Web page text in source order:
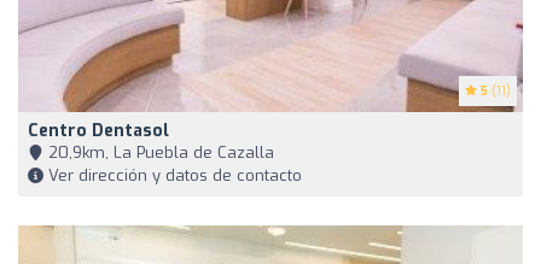
5 (11)
Centro Dentasol
20,9km, La Puebla de Cazalla
Ver dirección y datos de contacto